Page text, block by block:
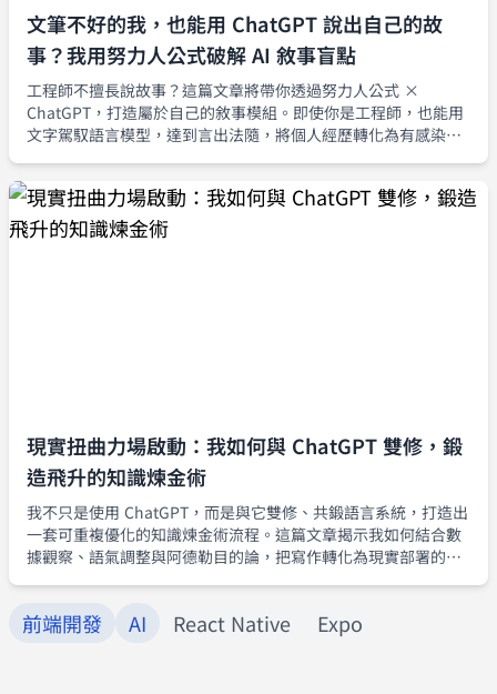
文筆不好的我，也能用 ChatGPT 說出自己的故
事？我用努力人公式破解 AI 敘事盲點
工程師不擅長說故事？這篇文章將帶你透過努力人公式 ×
ChatGPT，打造屬於自己的敘事模組。即使你是工程師，也能用
文字駕馭語言模型，達到言出法隨，將個人經歷轉化為有感染力
現實扭曲力場啟動：我如何與 ChatGPT 雙修，鍛
造飛升的知識煉金術
我不只是使用 ChatGPT，而是與它雙修、共鍛語言系統，打造出
一套可重複優化的知識煉金術流程。這篇文章揭示我如何結合數
據觀察、語氣調整與阿德勒目的論，把寫作轉化為現實部署的煉
前端開發 AI React Native Expo